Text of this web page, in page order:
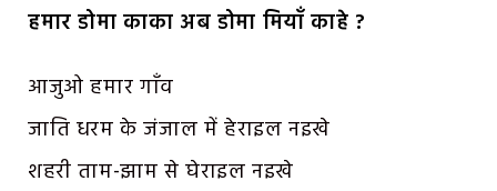
हमार डोमा काका अब डोमा मियाँ काहे ?
आजुओ हमार गाँव
जाति धरम के जंजाल में हेराइल नइखे
शहरी ताम-झाम से घेराइल नइखे